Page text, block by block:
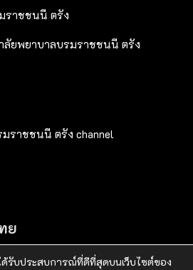
ราชชนนี ตรัง
ลัยพยาบาลบรมราชชนนี ตรัง
ราชชนนี ตรัง channel
ย
ด้รับประสบการณ์ที่ดีที่สุดบนเว็บไซต์ของ